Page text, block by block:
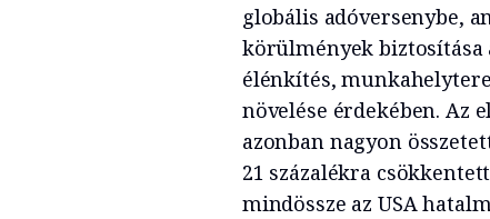
globális adóversenybe,
körülmények
élénkítés,
növelése érdekében. Az
azonban nagyon
21 százalékra
mindössze az USA